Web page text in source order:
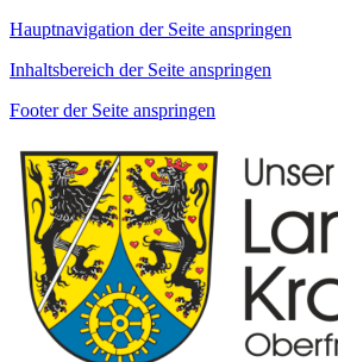
Hauptnavigation der Seite anspringen
Inhaltsbereich der Seite anspringen
Footer der Seite anspringen